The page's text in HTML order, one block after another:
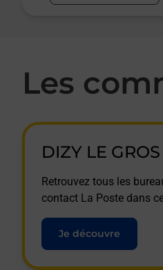
Les
DIZY LE GROS
Retrouvez tous les
contact La Poste dans
Je découvre